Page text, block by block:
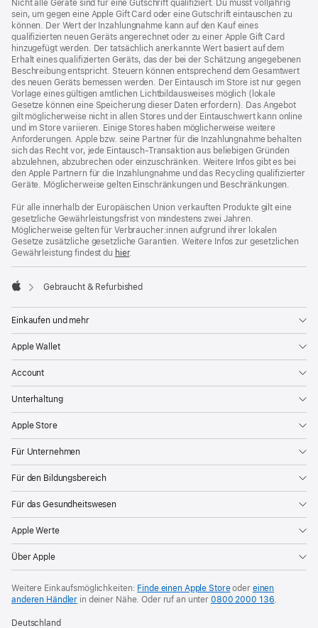
Nicht alle Geräte sind für eine Gutschrift qualifiziert. Du musst volljährig
sein, um gegen eine Apple Gift Card oder eine Gutschrift eintauschen zu
können. Der Wert der Inzahlungnahme kann auf den Kauf eines
qualifizierten neuen Geräts angerechnet oder zu einer Apple Gift Card
hinzugefügt werden. Der tatsächlich anerkannte Wert basiert auf dem
Erhalt eines qualifizierten Geräts, das der bei der Schätzung angegebenen
Beschreibung entspricht. Steuern können entsprechend dem Gesamtwert
des neuen Geräts bemessen werden. Der Eintausch im Store ist nur gegen
Vorlage eines gültigen amtlichen Lichtbild­ausweises möglich (lokale
Gesetze können eine Speicherung dieser Daten erfordern). Das Angebot
gilt möglicherweise nicht in allen Stores und der Eintauschwert kann online
und im Store variieren. Einige Stores haben möglicherweise weitere
Anforderungen. Apple bzw. seine Partner für die Inzahlungnahme behalten
sich das Recht vor, jede Eintausch-Transaktion aus beliebigen Gründen
abzulehnen, abzubrechen oder einzuschränken. Weitere Infos gibt es bei
den Apple Partnern für die Inzahlungnahme und das Recycling qualifizierter
Geräte. Möglicherweise gelten Einschränkungen und Beschränkungen.
Für alle innerhalb der Europäischen Union verkauften Produkte gilt eine
gesetzliche Gewährleistungsfrist von mindestens zwei Jahren.
Möglicherweise gelten für Verbraucher:innen aufgrund ihrer lokalen
Gesetze zusätzliche gesetzliche Garantien. Weitere Infos zur gesetzlichen
Gewährleistung findest du hier.
Gebraucht & Refurbished
Einkaufen und mehr
Apple Wallet
Account
Unterhaltung
Apple Store
Für Unternehmen
Für den Bildungsbereich
Für das Gesundheitswesen
Apple Werte
Über Apple
Weitere Einkaufsmöglichkeiten: Finde einen Apple Storeoder einen
anderen Händler in deiner Nähe. Oder ruf an unter0800 2000 136.
Deutschland